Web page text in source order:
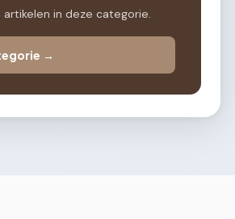
artikelen in deze categorie.
→